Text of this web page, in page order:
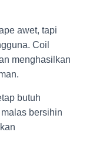
awet, tapi
Coil
menghasilkan
butuh
bersihin